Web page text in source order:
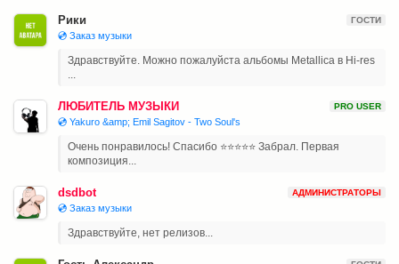
Рики ГОСТИ
💿 Заказ музыки
Здравствуйте. Можно пожалуйста альбомы Metallica в Hi-res
...
ЛЮБИТЕЛЬ МУЗЫКИ PRO USER
💿 Yakuro &amp; Emil Sagitov - Two Soul's
Очень понравилось! Спасибо ⭐⭐⭐⭐⭐ Забрал. Первая
композиция...
dsdbot АДМИНИСТРАТОРЫ
💿 Заказ музыки
Здравствуйте, нет релизов...